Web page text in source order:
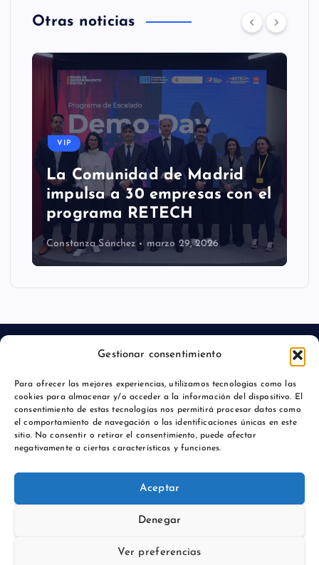
Gestionar consentimiento
Para ofrecer las mejores experiencias, utilizamos tecnologías como las
cookies para almacenar y/o acceder a la información del dispositivo. El
consentimiento de estas tecnologías nos permitirá procesar datos como
el comportamiento de navegación o las identificaciones únicas en este
sitio. No consentir o retirar el consentimiento, puede afectar
negativamente a ciertas características y funciones.
Aceptar
Denegar
Ver preferencias
Otras noticias
VIP
La Comunidad de Madrid
impulsa a 30 empresas con el
programa RETECH
Constanza Sánchez marzo 29, 2026
Aviso legal
Política de privacidad
Copyright © 2026 Comunicación y Marcas |